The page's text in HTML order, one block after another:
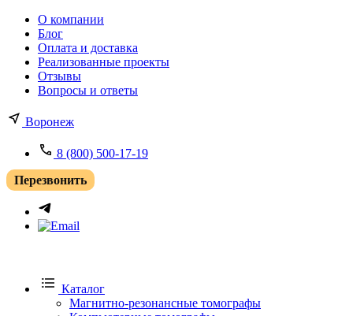
О компании
Блог
Оплата и доставка
Реализованные проекты
Отзывы
Вопросы и ответы
Воронеж
8 (800) 500-17-19
Перезвонить
Каталог
Магнитно-резонансные томографы